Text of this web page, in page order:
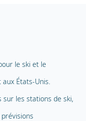
le ski et le
États-Unis.
les stations de ski,